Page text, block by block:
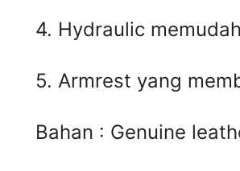
4. Hydraulic
5. Armrest yang
Bahan : Genuine